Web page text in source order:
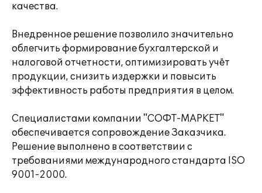
качества.
Внедренное решение позволило значительно
облегчить формирование бухгалтерской и
налоговой отчетности, оптимизировать учёт
продукции, снизить издержки и повысить
эффективность работы предприятия в целом.
Специалистами компании "СОФТ-МАРКЕТ"
обеспечивается сопровождение Заказчика.
Решение выполнено в соответствии с
требованиями международного стандарта ISO
9001-2000.